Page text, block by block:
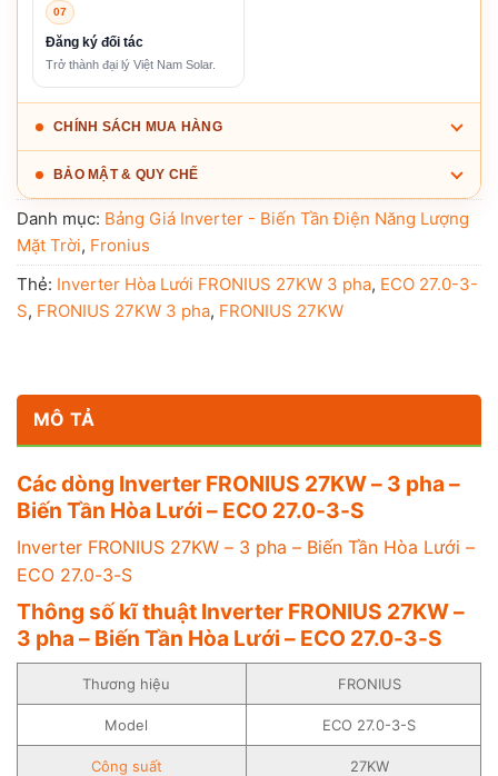
07
Đăng ký đối tác
Trở thành đại lý Việt Nam Solar.
CHÍNH SÁCH MUA HÀNG
BẢO MẬT & QUY CHẾ
Danh mục: Bảng Giá Inverter - Biến Tần Điện Năng Lượng
Mặt Trời, Fronius
Thẻ: Inverter Hòa Lưới FRONIUS 27KW 3 pha, ECO 27.0-3-
S, FRONIUS 27KW 3 pha, FRONIUS 27KW
MÔ TẢ
Các dòng Inverter FRONIUS 27KW – 3 pha –
Biến Tần Hòa Lưới – ECO 27.0-3-S
Inverter FRONIUS 27KW – 3 pha – Biến Tần Hòa Lưới –
ECO 27.0-3-S
Thông số kĩ thuật Inverter FRONIUS 27KW –
3 pha – Biến Tần Hòa Lưới – ECO 27.0-3-S
Thương hiệu FRONIUS
Model ECO 27.0-3-S
Công suất 27KW